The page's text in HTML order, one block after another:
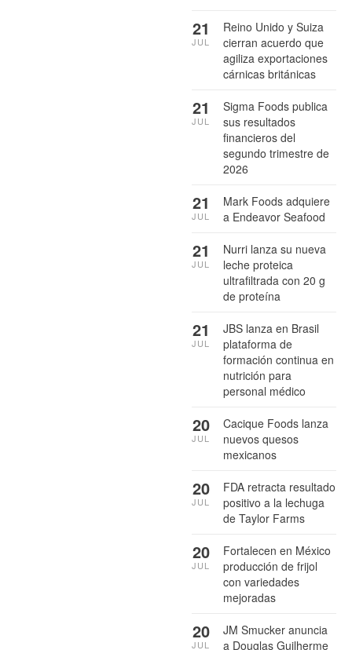
Reino Unido y Suiza
cierran acuerdo que
agiliza exportaciones
cárnicas británicas
21
JUL
Sigma Foods publica
sus resultados
financieros del
segundo trimestre de
2026
21
JUL
Mark Foods adquiere
a Endeavor Seafood
21
JUL
Nurri lanza su nueva
leche proteica
ultrafiltrada con 20 g
de proteína
21
JUL
JBS lanza en Brasil
plataforma de
formación continua en
nutrición para
personal médico
21
JUL
Cacique Foods lanza
nuevos quesos
mexicanos
20
JUL
FDA retracta resultado
positivo a la lechuga
de Taylor Farms
20
JUL
Fortalecen en México
producción de frijol
con variedades
mejoradas
20
JUL
JM Smucker anuncia
a Douglas Guilherme
20
JUL